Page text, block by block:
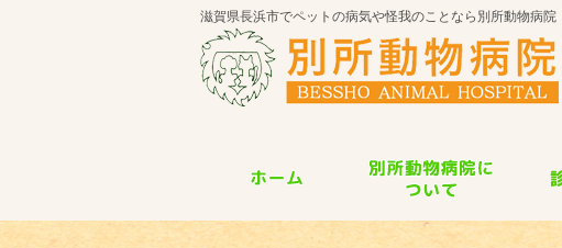
滋賀県長浜市でペットの病気や怪我のことなら別所動物病院